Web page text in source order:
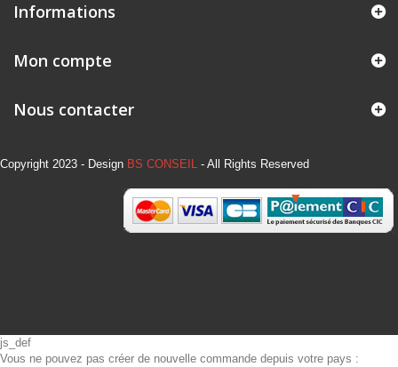
Informations
Mon compte
Nous contacter
Copyright 2023 - Design BS CONSEIL - All Rights Reserved
js_def
Vous ne pouvez pas créer de nouvelle commande depuis votre pays :